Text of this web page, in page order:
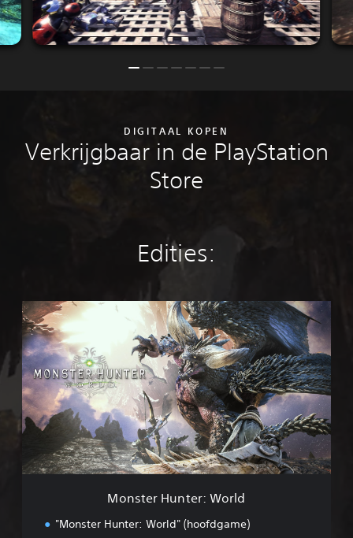
DIGITAAL KOPEN
Verkrijgbaar in de PlayStation
Store
Edities:
M
o
n
s
t
e
r
H
u
e
Monster Hunter: World
"Monster Hunter: World" (hoofdgame)